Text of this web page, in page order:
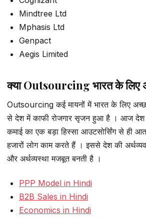
Mindtree Ltd
Mphasis Ltd
Genpact
Aegis Limited
क्या Outsourcing भारत के लिए
Outsourcing कई मायनों में भारत के लिए
से देश में काफी रोजगार सृजन हुआ है । आज देश
कमाई का एक बड़ा हिस्सा आउटसोर्सिंग से ही
हजारों लोग काम करते हैं । इससे देश की
और अर्थव्यस्था मजबूत बनती है ।
PPP Model in Hindi
B2B Sales in Hindi
Economics in Hindi